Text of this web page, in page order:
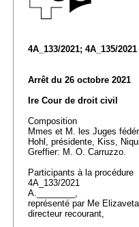
4A_133/2021; 4A_135/2021
Arrêt du 26 octobre 2021
Ire Cour de droit civil
Composition
Mmes et M. les Juges
Hohl, présidente, Kiss,
Greffier: M. O. Carruzzo.
Participants à la procédure
4A_133/2021
A.________,
représenté par Me
directeur recourant,